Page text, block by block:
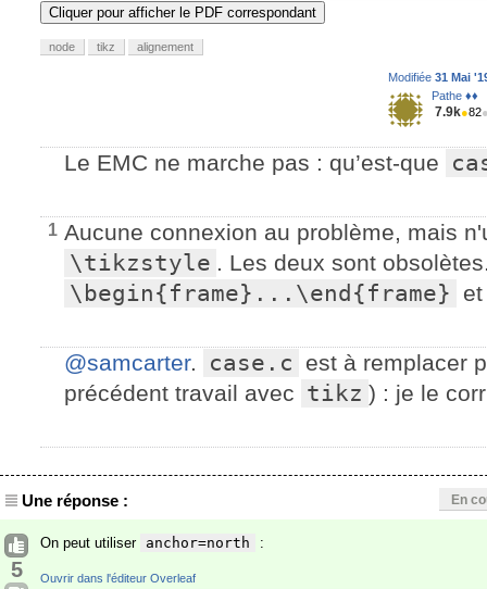
Cliquer pour afficher le PDF correspondant
node tikz alignement
Modifiée 31 Mai
Pathe ♦♦
7.9k●82
Le EMC ne marche pas : qu’est-que
1 Aucune connexion au problème, mais
\tikzstyle . Les deux sont
\begin{frame}...\end{frame}
@samcarter. case.c
est à remplacer
précédent travail avec tikz ) : je le
Une réponse : En
5
On peut utiliser anchor=north :
Ouvrir dans l'éditeur Overleaf